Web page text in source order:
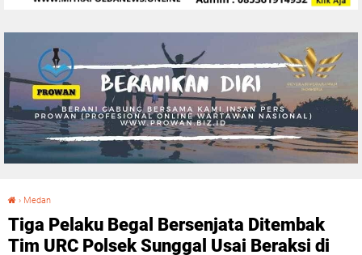
› Medan
Tiga Pelaku Begal Bersenjata Ditembak
Tim URC Polsek Sunggal Usai Beraksi di